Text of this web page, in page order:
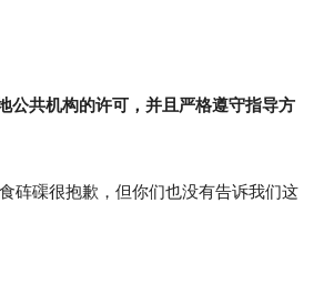
公共机构的许可，并且严格遵守指导方
砗磲很抱歉，但你们也没有告诉我们这